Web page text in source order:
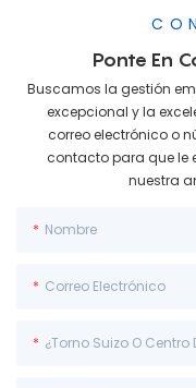
Ponte En
Buscamos la gestión
excepcional y la
correo electrónico o
contacto para que le
nuestra
Nombre
Correo Electrónico
¿Torno Suizo O